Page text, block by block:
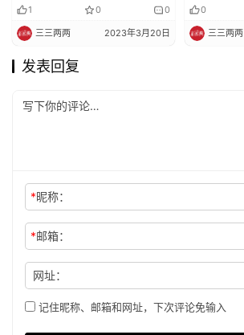
1 0 0
三三两两 2023年3月20日
0
三三两两
发表回复
*昵称：
*邮箱：
网址：
记住昵称、邮箱和网址，下次评论免输入